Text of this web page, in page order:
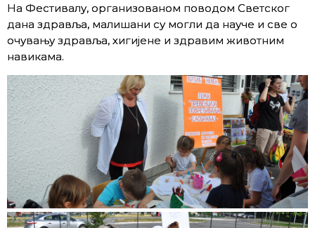
На Фестивалу, организованом поводом Светског
дана здравља, малишани су могли да науче и све о
очувању здравља, хигијене и здравим животним
навикама.